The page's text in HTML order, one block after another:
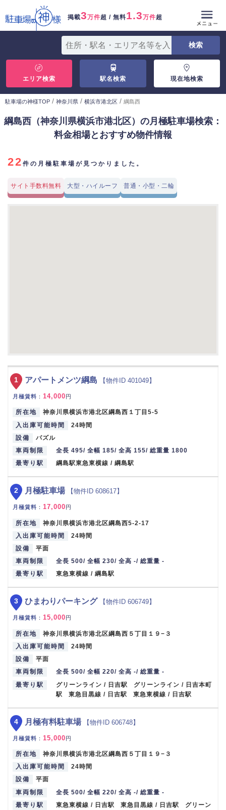
掲載3万件超 / 無料1.3万件超
エリア検索 駅名検索 現在地検索
駐車場の神様TOP / 神奈川県 / 横浜市港北区 / 綱島西
綱島西（神奈川県横浜市港北区）の月極駐車場検索：
料金相場とおすすめ物件情報
22 件の月極駐車場が見つかりました。
サイト手数料無料 大型・ハイルーフ 普通・小型・二輪
アパートメンツ綱島 【物件ID 401049】
月極賃料 ： 14,000円
所在地
神奈川県横浜市港北区綱島西１丁目5-5
入出庫可能時間
24時間
設備
パズル
車両制限
全長 495/ 全幅 185/ 全高 155/ 総重量 1800
最寄り駅
綱島駅東急東横線 / 綱島駅
1
月極駐車場 【物件ID 608617】
月極賃料 ： 17,000 円
所在地
神奈川県横浜市港北区綱島西5-2-17
入出庫可能時間
24時間
設備
平面
車両制限
全長 500/ 全幅 230/ 全高 -/ 総重量 -
最寄り駅
東急東横線 / 綱島駅
2
ひまわりパーキング 【物件ID 606749】
月極賃料 ： 15,000 円
所在地
神奈川県横浜市港北区綱島西５丁目１９−３
入出庫可能時間
24時間
設備
平面
車両制限
全長 500/ 全幅 220/ 全高 -/ 総重量 -
最寄り駅
グリーンライン / 日吉駅 グリーンライン / 日吉本町
駅 東急目黒線 / 日吉駅 東急東横線 / 日吉駅
3
月極有料駐車場 【物件ID 606748】
月極賃料 ： 15,000円
所在地
神奈川県横浜市港北区綱島西５丁目１９−３
入出庫可能時間
24時間
設備
平面
車両制限
全長 500/ 全幅 220/ 全高 -/ 総重量 -
最寄り駅
東急東横線 / 日吉駅 東急目黒線 / 日吉駅 グリーン
4